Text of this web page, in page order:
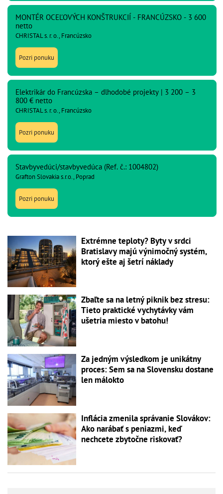
MONTÉR OCEĽOVÝCH KONŠTRUKCIÍ - FRANCÚZSKO - 3 600
netto
CHRISTAL s. r. o., Francúzsko
Pozri ponuku
Elektrikár do Francúzska – dlhodobé projekty | 3 200 – 3
800 € netto
CHRISTAL s. r. o., Francúzsko
Pozri ponuku
Stavbyvedúci/stavbyvedúca (Ref. č.: 1004802)
Grafton Slovakia s.r.o., Poprad
Pozri ponuku
Extrémne teploty? Byty v srdci
Bratislavy majú výnimočný systém,
ktorý ešte aj šetrí náklady
Zbaľte sa na letný piknik bez stresu:
Tieto praktické vychytávky vám
ušetria miesto v batohu!
Za jedným výsledkom je unikátny
proces: Sem sa na Slovensku dostane
len málokto
Inflácia zmenila správanie Slovákov:
Ako narábať s peniazmi, keď
nechcete zbytočne riskovať?